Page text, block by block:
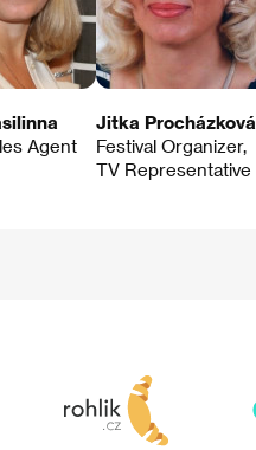
Agent
Jitka Procházková
Festival Organizer,
TV Representative